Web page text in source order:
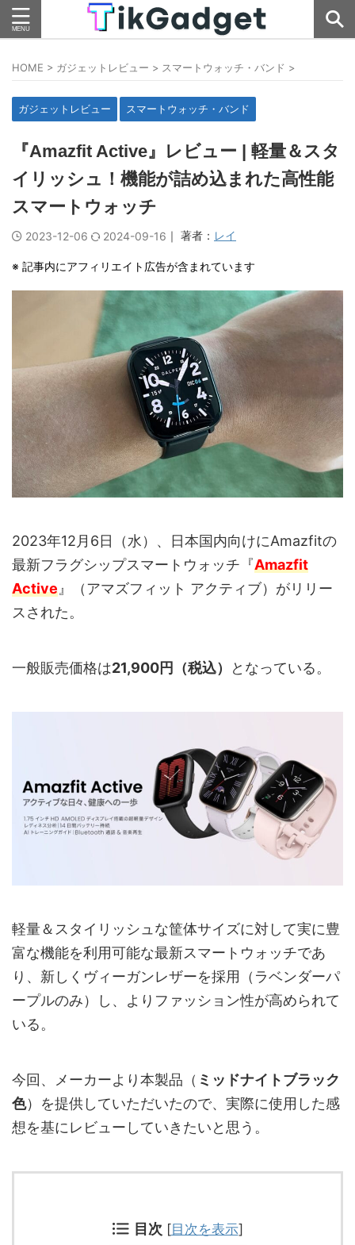
HOME > ガジェットレビュー > スマートウォッチ・バンド >
ガジェットレビュー スマートウォッチ・バンド
『Amazfit Active』レビュー | 軽量＆スタ
イリッシュ！機能が詰め込まれた高性能
スマートウォッチ
2023-12-06 2024-09-16 ｜ 著者： レイ
※ 記事内にアフィリエイト広告が含まれています
2023年12月6日（水）、日本国内向けにAmazfitの
最新フラグシップスマートウォッチ『Amazfit
Active』（アマズフィット アクティブ）がリリー
スされた。
一般販売価格は21,900円（税込） となっている。
軽量＆スタイリッシュな筐体サイズに対して実に豊
富な機能を利用可能な最新スマートウォッチであ
り、新しくヴィーガンレザーを採用（ラベンダーパ
ープルのみ）し、よりファッション性が高められて
いる。
今回、メーカーより本製品（ ミッドナイトブラック
色）を提供していただいたので、実際に使用した感
想を基にレビューしていきたいと思う。
目次 [目次を表示]